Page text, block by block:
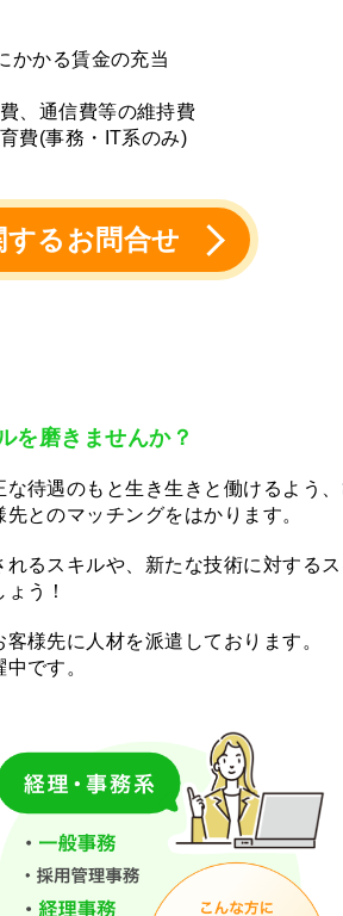
かかる賃金の充当
、通信費等の維持費
費(事務・IT系のみ)
するお問合せ
を磨きませんか？
待遇のもと生き生きと働けるよう
とのマッチングをはかります。
るスキルや、新たな技術に対するス
う！
様先に人材を派遣しております。
です。